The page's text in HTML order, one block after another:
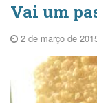
Vai um
2 de março de